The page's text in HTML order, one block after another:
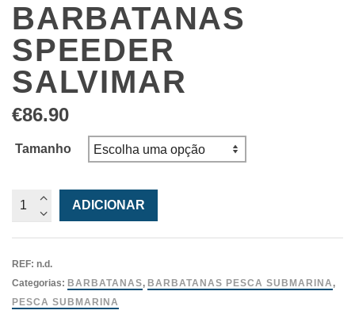
BARBATANAS
SPEEDER
SALVIMAR
€86.90
Tamanho
Quantidade
ADICIONAR
REF: n.d.
Categorias: BARBATANAS, BARBATANAS PESCA SUBMARINA ,
PESCA SUBMARINA